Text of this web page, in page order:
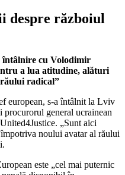
despre războiul
cu Volodimir
a lua atitudine, alături
radical”
european, s-a întâlnit la Lviv
general ucrainean
„Sunt aici
noului avatar al răului
este „cel mai puternic